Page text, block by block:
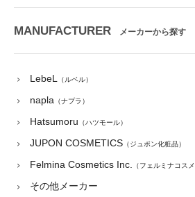
MANUFACTURER メーカーから探す
LebeL （ルベル）
napla （ナプラ）
Hatsumoru （ハツモール）
JUPON COSMETICS （ジュポン化粧品）
Felmina Cosmetics Inc. （フェルミナコス
その他メーカー